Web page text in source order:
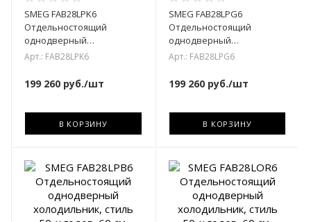
SMEG FAB28LPK6
Отдельностоящий
однодверный
холодильник, стиль 50-х
петли слев
Арт.: FAB28LPK6
199 260 руб./шт
В КОРЗИНУ
SMEG FAB28LPG6
Отдельностоящий
однодверный
холодильник,стиль 50-х
зеленый,
Арт.: FAB28LPG6
199 260руб./шт
В КОРЗИНУ